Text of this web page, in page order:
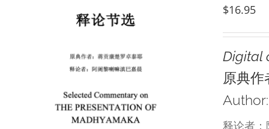
$16.95
Digital
原典作
释论者